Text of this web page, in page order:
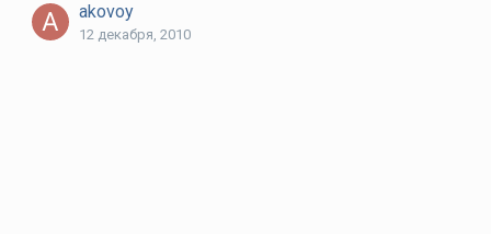
akovoy
12 декабря, 2010